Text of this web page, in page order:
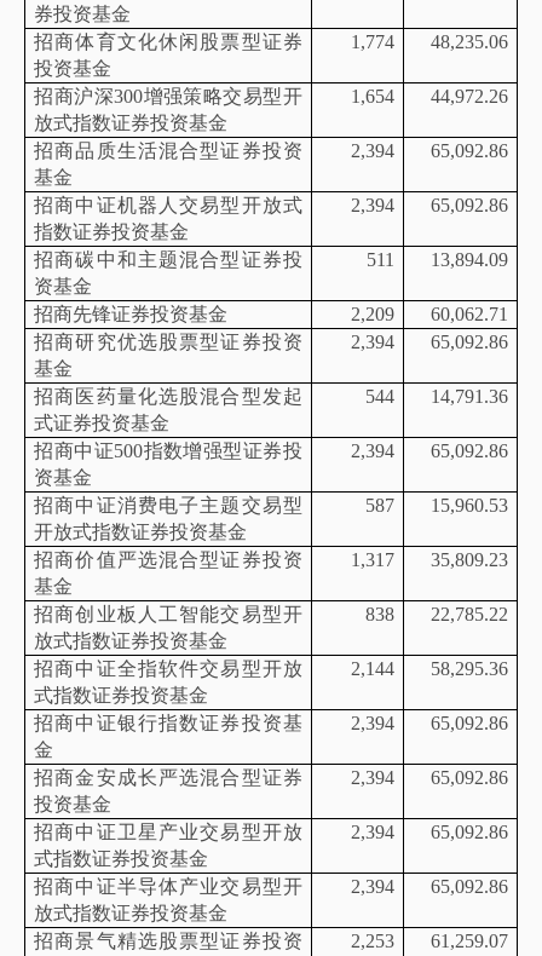
券投资基金
招商体育文化休闲股票型证券
投资基金
1,774 48,235.06
招商沪深300增强策略交易型开
放式指数证券投资基金
1,654 44,972.26
招商品质生活混合型证券投资
基金
2,394 65,092.86
招商中证机器人交易型开放式
指数证券投资基金
2,394 65,092.86
招商碳中和主题混合型证券投
资基金
511 13,894.09
招商先锋证券投资基金 2,209
60,062.71
招商研究优选股票型证券投资
基金
2,394 65,092.86
招商医药量化选股混合型发起
式证券投资基金
544 14,791.36
招商中证500指数增强型证券投
资基金
2,394 65,092.86
招商中证消费电子主题交易型
开放式指数证券投资基金
587 15,960.53
招商价值严选混合型证券投资
基金
1,317 35,809.23
招商创业板人工智能交易型开
放式指数证券投资基金
838 22,785.22
招商中证全指软件交易型开放
式指数证券投资基金
2,144 58,295.36
招商中证银行指数证券投资基
金
2,394 65,092.86
招商金安成长严选混合型证券
投资基金
2,394 65,092.86
招商中证卫星产业交易型开放
式指数证券投资基金
2,394 65,092.86
招商中证半导体产业交易型开
放式指数证券投资基金
2,394 65,092.86
招商景气精选股票型证券投资
2,253 61,259.07